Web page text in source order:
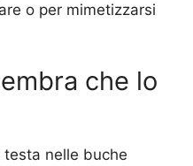
o per mimetizzarsi
che lo
testa nelle buche